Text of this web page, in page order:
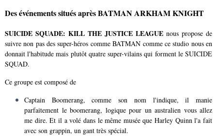
Des événements situés après BATMAN ARKHAM KNIGHT
SUICIDE SQUADE: KILL THE JUSTICE LEAGUE nous propose de
suivre non pas des super-héros comme BATMAN comme ce studio nous en
donnait l'habitude mais plutôt quatre super-vilains qui forment le SUICIDE
SQUAD.
Ce groupe est composé de
Captain Boomerang, comme son nom l'indique, il manie
parfaitement le boomerang, logique pour un australien vous allez
me dire. Et il a volé dans le même musée que Harley Quinn l'a fait
avec son grappin, un gant très spécial.